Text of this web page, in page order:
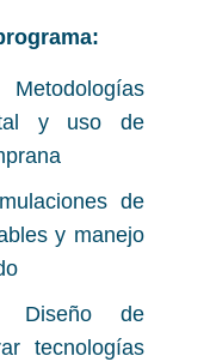
Metodologías
y uso de
de
y manejo
Diseño de
tecnologías